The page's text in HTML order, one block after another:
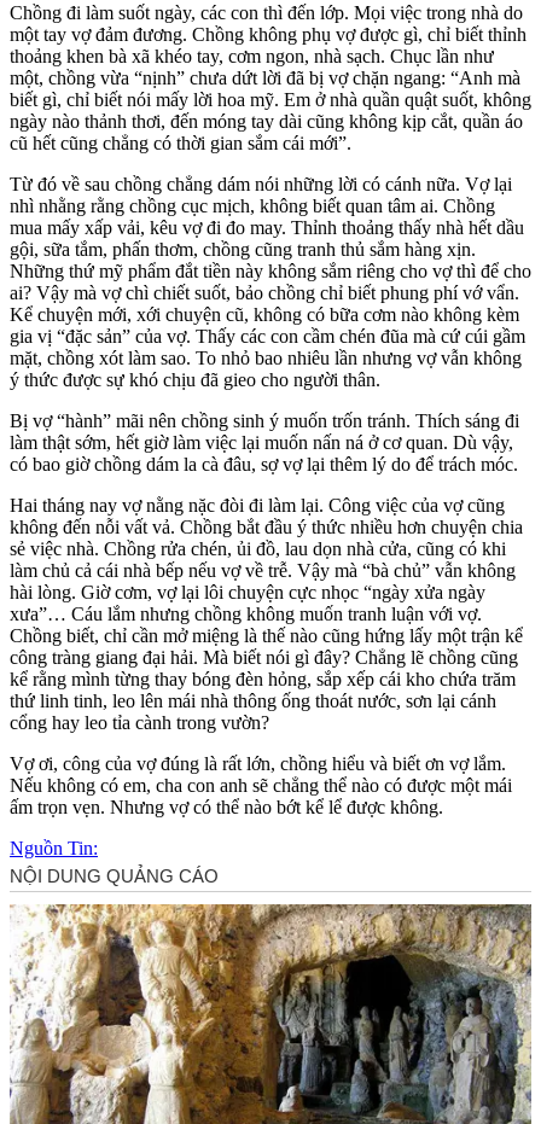
Chồng đi làm suốt ngày, các con thì đến lớp. Mọi việc trong nhà do
một tay vợ đảm đương. Chồng không phụ vợ được gì, chỉ biết thỉnh
thoảng khen bà xã khéo tay, cơm ngon, nhà sạch. Chục lần như
một, chồng vừa “nịnh” chưa dứt lời đã bị vợ chặn ngang: “Anh mà
biết gì, chỉ biết nói mấy lời hoa mỹ. Em ở nhà quần quật suốt, không
ngày nào thảnh thơi, đến móng tay dài cũng không kịp cắt, quần áo
cũ hết cũng chẳng có thời gian sắm cái mới”.
Từ đó về sau chồng chẳng dám nói những lời có cánh nữa. Vợ lại
nhì nhằng rằng chồng cục mịch, không biết quan tâm ai. Chồng
mua mấy xấp vải, kêu vợ đi đo may. Thỉnh thoảng thấy nhà hết dầu
gội, sữa tắm, phấn thơm, chồng cũng tranh thủ sắm hàng xịn.
Những thứ mỹ phẩm đắt tiền này không sắm riêng cho vợ thì để cho
ai? Vậy mà vợ chì chiết suốt, bảo chồng chỉ biết phung phí vớ vẩn.
Kể chuyện mới, xới chuyện cũ, không có bữa cơm nào không kèm
gia vị “đặc sản” của vợ. Thấy các con cầm chén đũa mà cứ cúi gầm
mặt, chồng xót làm sao. To nhỏ bao nhiêu lần nhưng vợ vẫn không
ý thức được sự khó chịu đã gieo cho người thân.
Bị vợ “hành” mãi nên chồng sinh ý muốn trốn tránh. Thích sáng đi
làm thật sớm, hết giờ làm việc lại muốn nấn ná ở cơ quan. Dù vậy,
có bao giờ chồng dám la cà đâu, sợ vợ lại thêm lý do để trách móc.
Hai tháng nay vợ nằng nặc đòi đi làm lại. Công việc của vợ cũng
không đến nỗi vất vả. Chồng bắt đầu ý thức nhiều hơn chuyện chia
sẻ việc nhà. Chồng rửa chén, ủi đồ, lau dọn nhà cửa, cũng có khi
làm chủ cả cái nhà bếp nếu vợ về trễ. Vậy mà “bà chủ” vẫn không
hài lòng. Giờ cơm, vợ lại lôi chuyện cực nhọc “ngày xửa ngày
xưa”… Cáu lắm nhưng chồng không muốn tranh luận với vợ.
Chồng biết, chỉ cần mở miệng là thế nào cũng hứng lấy một trận kể
công tràng giang đại hải. Mà biết nói gì đây? Chẳng lẽ chồng cũng
kể rằng mình từng thay bóng đèn hỏng, sắp xếp cái kho chứa trăm
thứ linh tinh, leo lên mái nhà thông ống thoát nước, sơn lại cánh
cổng hay leo tỉa cành trong vườn?
Vợ ơi, công của vợ đúng là rất lớn, chồng hiểu và biết ơn vợ lắm.
Nếu không có em, cha con anh sẽ chẳng thể nào có được một mái
ấm trọn vẹn. Nhưng vợ có thể nào bớt kể lể được không.
Nguồn Tin: